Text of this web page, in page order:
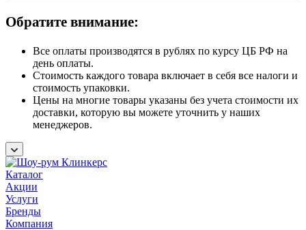
Обратите внимание:
Все оплаты производятся в рублях по курсу ЦБ РФ на
день оплаты.
Стоимость каждого товара включает в себя все налоги и
стоимость упаковки.
Цены на многие товары указаны без учета стоимости их
доставки, которую вы можете уточнить у наших
менеджеров.
Каталог
Акции
Услуги
Бренды
Компания